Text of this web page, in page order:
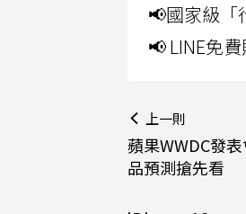
📢國家級「
📢 LINE免
上一則
蘋果WWDC發
品預測搶先看